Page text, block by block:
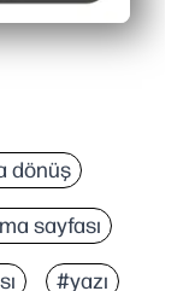
dönüş
sayfası
#yazı